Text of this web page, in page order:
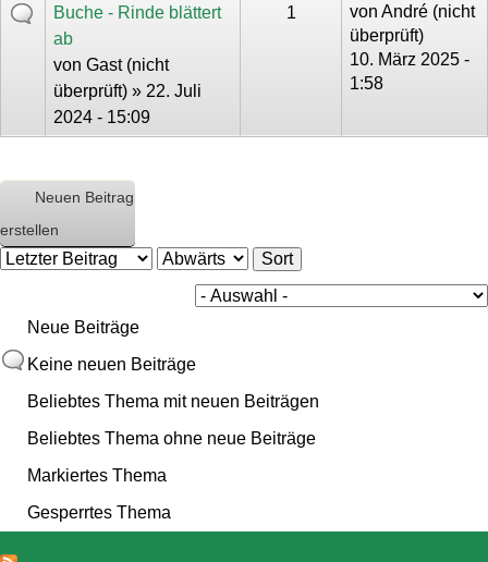
Buche - Rinde blättert
ab
von Gast (nicht
überprüft) » 22. Juli
2024 - 15:09
1 von André (nicht
überprüft)
10. März 2025 -
1:58
Neuen Beitrag
erstellen
O
r
y
o
Neue Beiträge
Keine neuen Beiträge
Beliebtes Thema mit neuen Beiträgen
Beliebtes Thema ohne neue Beiträge
Markiertes Thema
Gesperrtes Thema